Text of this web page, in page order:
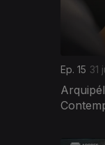
Ep. 15 31